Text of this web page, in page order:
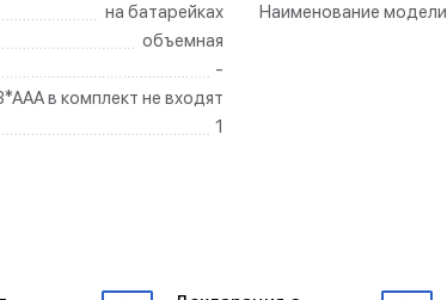
на батарейках
объемная
-
в комплект не входят
1
Наименование модели